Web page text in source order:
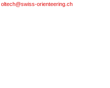
oltech@swiss-orienteering.ch